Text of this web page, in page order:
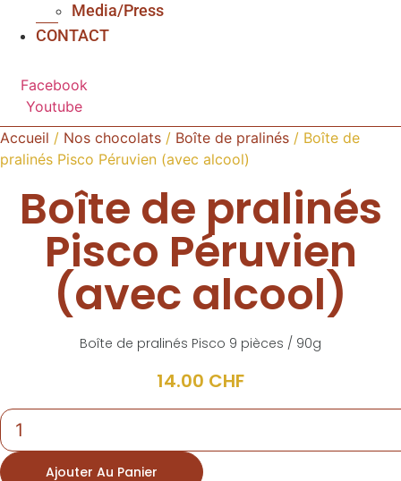
Media/Press
CONTACT
Facebook
Youtube
Accueil / Nos chocolats / Boîte de pralinés / Boîte de
pralinés Pisco Péruvien (avec alcool)
Boîte de pralinés
Pisco Péruvien
(avec alcool)
Boîte de pralinés Pisco 9 pièces / 90g
14.00 CHF
quantité
de
Boîte
de
pralinésAjouter Au Panier